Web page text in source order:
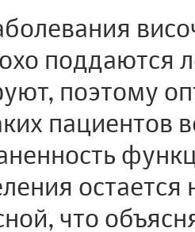
поддаются
поэтому
пациентов
что